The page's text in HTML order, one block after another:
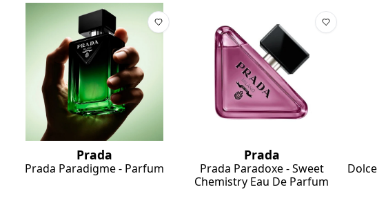
Prada
Prada Paradigme - Parfum
Prada
Prada Paradoxe - Sweet
Chemistry Eau De Parfum